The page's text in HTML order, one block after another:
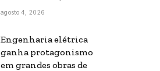
agosto 4, 2026
Engenharia elétrica
ganha protagonismo
em grandes obras de